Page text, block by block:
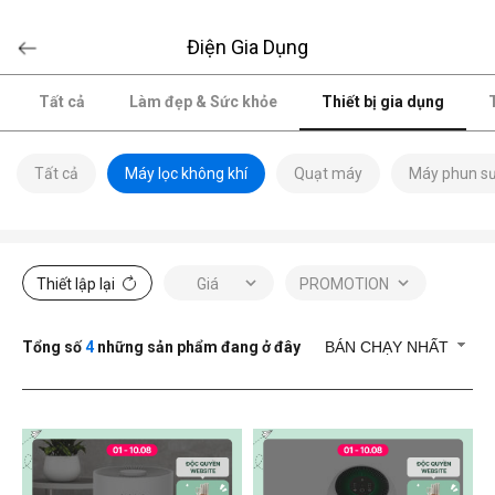
Điện Gia Dụng
Tất cả Làm đẹp & Sức khỏe Thiết bị gia dụng
Tất cả Máy lọc không khí Quạt máy Máy phun
Thiết lập lại Giá PROMOTION
Tổng số4những sản phẩm đang ở đây BÁN CHẠY NHẤT